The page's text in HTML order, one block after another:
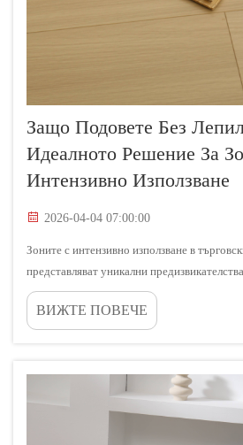
Защо Подовете Без
Идеалното Решение За
Интензивно Използване
2026-04-04 07:00:00
Зоните с интензивно използване в
представляват уникални
изискват материали, които могат да
износване, запазвайки при това
ВИЖТЕ ПОВЕЧЕ